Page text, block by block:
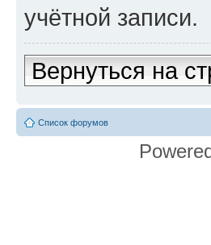
учётной записи.
Вернуться на
Список форумов